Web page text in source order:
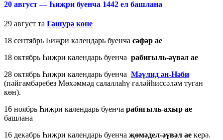
20 август — Һиҗри буенча 1442 ел башлана
29 август та Гашурә көне
18 сентябрь Һиҗри календарь буенча сәфәр ае
18 октябрь Һиҗри календарь буенча рабигыль-әүвәл ае
28 октябрь Һиҗри календарь буенча Мәүлид ән-Нәби
(пәйгамбәребез Мөхәммәд салаллаһү галәйһиссәләм туган
көн).
16 ноябрь Һиҗри календарь буенча рабигыль-ахыр ае
башлана
16 декабрь Һиҗри календарь буенча җөмәдел-әүвәл ае керә.